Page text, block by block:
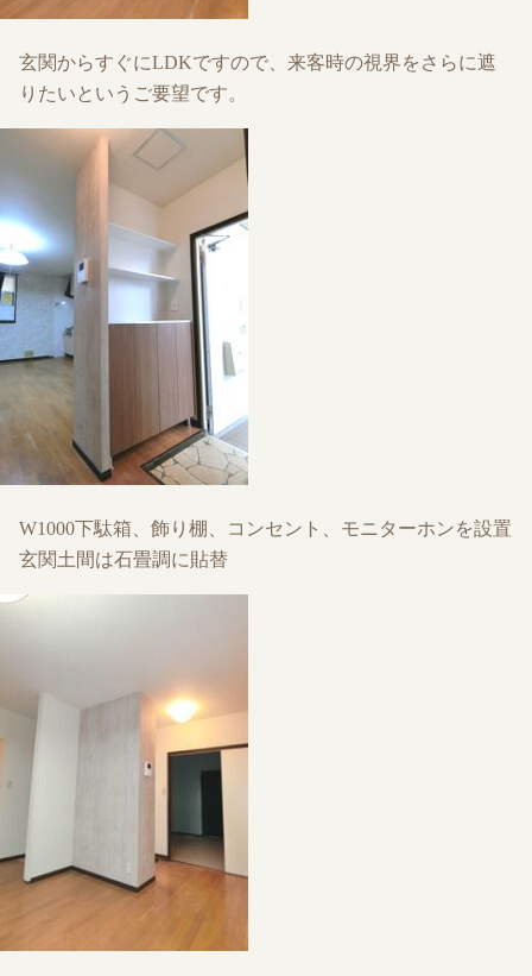
玄関からすぐにLDKですので、来客時の視界をさらに遮
りたいというご要望です。
W1000下駄箱、飾り棚、コンセント、モニターホンを設置
玄関土間は石畳調に貼替